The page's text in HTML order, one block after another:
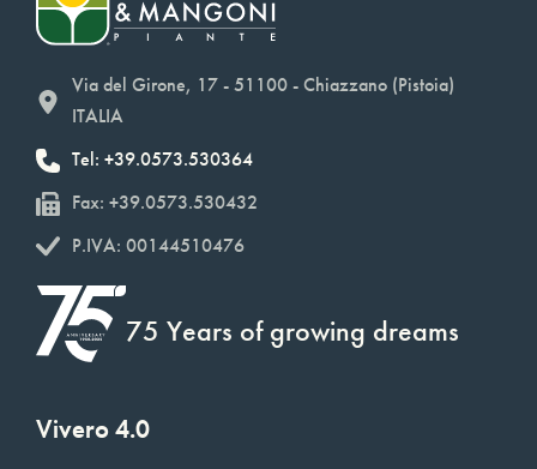
Via del Girone, 17 - 51100 - Chiazzano (Pistoia)
ITALIA
Tel: +39.0573.530364
Fax: +39.0573.530432
P.IVA: 00144510476
75 Years of growing dreams
Vivero 4.0